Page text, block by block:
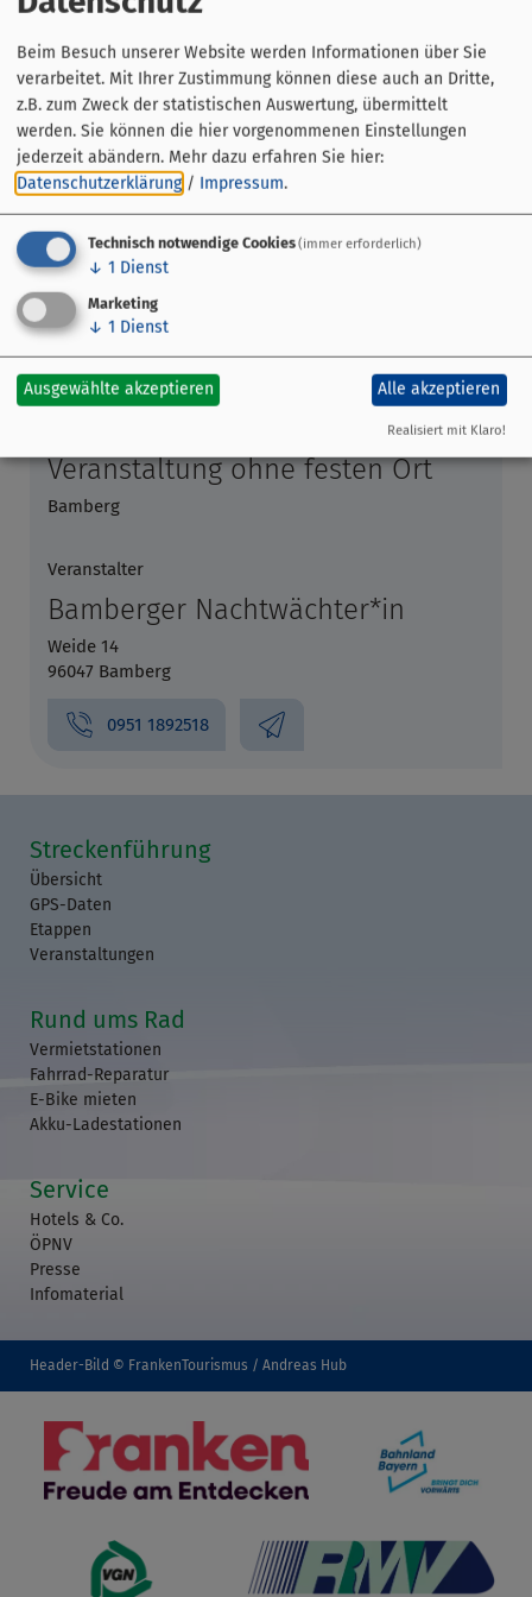
Keine Rundgänge am Karfreitag!
Hinweise:
Diese Führung kann auch fürGruppen gebucht werden.
Veranstaltung ohne festen Ort
Bamberg
Veranstalter
Bamberger Nachtwächter*in
Weide 14
96047 Bamberg
0951 1892518
Streckenführung
Übersicht
GPS-Daten
Etappen
Veranstaltungen
Rund ums Rad
Vermietstationen
Fahrrad-Reparatur
E-Bike mieten
Akku-Ladestationen
Service
Hotels & Co.
ÖPNV
Presse
Infomaterial
Header-Bild © FrankenTourismus / Andreas Hub
Beim Besuch unserer Website werden Informationen über Sie
verarbeitet. Mit Ihrer Zustimmung können diese auch an Dritte,
z.B. zum Zweck der statistischen Auswertung, übermittelt
werden. Sie können die hier vorgenommenen Einstellungen
jederzeit abändern. Mehr dazu erfahren Sie hier:
Datenschutzerklärung / Impressum.
Technisch notwendige Cookies(immer erforderlich)
↓ 1 Dienst
Marketing
↓ 1 Dienst
Ausgewählte akzeptieren Alle akzeptieren
Realisiert mit Klaro!